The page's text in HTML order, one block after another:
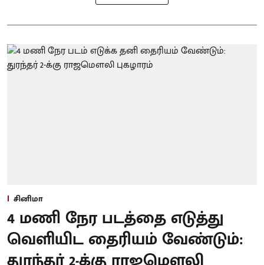
சினிமா
4 மணி நேர படத்தை எடுத்து
வெளியிட தைரியம் வேண்டும்: